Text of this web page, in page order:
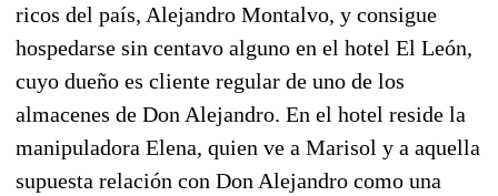
ricos del país, Alejandro Montalvo, y consigue
hospedarse sin centavo alguno en el hotel El León,
cuyo dueño es cliente regular de uno de los
almacenes de Don Alejandro. En el hotel reside la
manipuladora Elena, quien ve a Marisol y a aquella
supuesta relación con Don Alejandro como una